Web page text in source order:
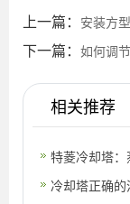
上一篇： 安装方
下一篇： 如何调
相关推荐
特菱冷却塔
优势(蒸发式
冷却塔正确